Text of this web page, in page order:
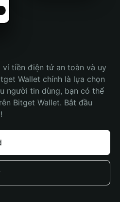
ví tiền điện tử an toàn và uy
Wallet chính là lựa chọn
người tin dùng, bạn có thể
Bitget Wallet. Bắt đầu